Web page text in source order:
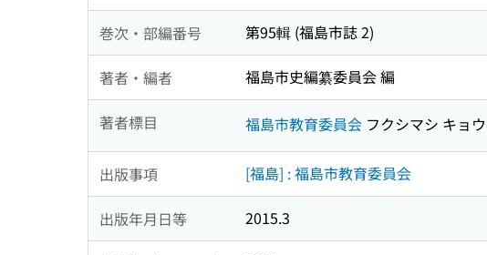
巻次・部編番号 第95輯 (福島市誌 2)
著者・編者 福島市史編纂委員会 編
著者標目 福島市教育委員会 フクシマシ キョ
出版事項 [福島] : 福島市教育委員会
出版年月日等 2015.3